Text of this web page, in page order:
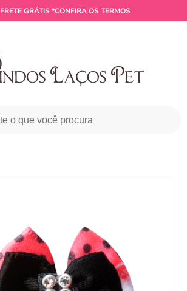
FRETE GRÁTIS *CONFIRA OS TERMOS